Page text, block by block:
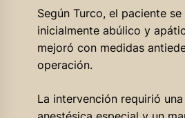
Según Turco, el paciente
inicialmente abúlico y
mejoró con medidas
operación.
La intervención requirió